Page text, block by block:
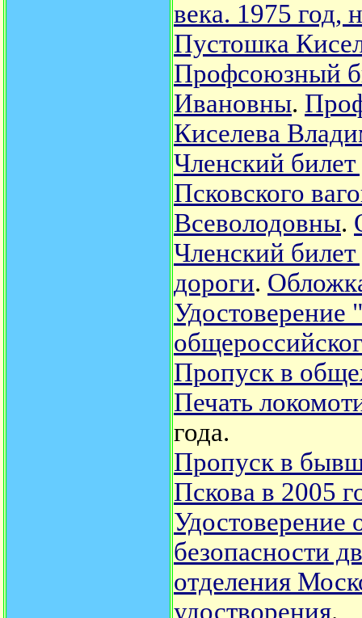
века. 1975 год,
Пустошка
Профсоюзный
Ивановны.
Киселева
Членский
Псковского
Всеволодовны.
Членский
дороги.
Удостоверение
Пропуск в
Печать
года.
Пропуск в
Пскова в 2005
Удостоверение
безопасности
отделения
удостворения.